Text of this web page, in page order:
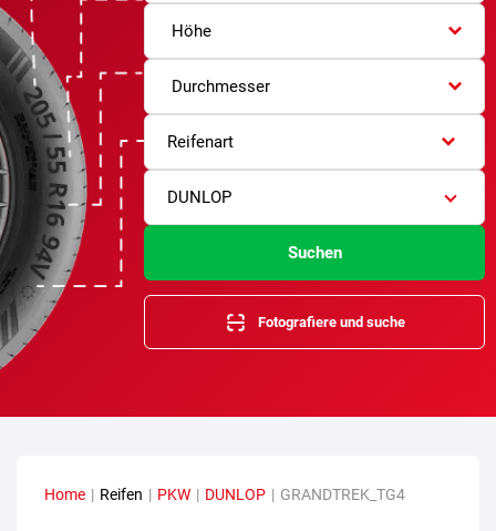
Höhe
Durchmesser
Reifenart
DUNLOP
Suchen
Fotografiere und suche
Home | Reifen | PKW | DUNLOP | GRANDTREK_TG4